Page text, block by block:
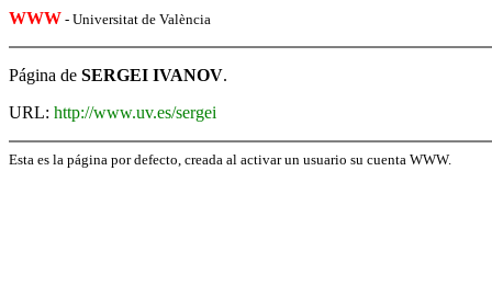
WWW - Universitat de València
Página de SERGEI IVANOV.
URL: http://www.uv.es/sergei
Esta es la página por defecto, creada al activar un usuario su cuenta WWW.